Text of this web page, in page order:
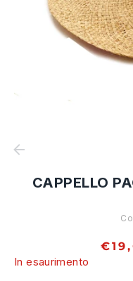
CAPPELLO
In esaurimento